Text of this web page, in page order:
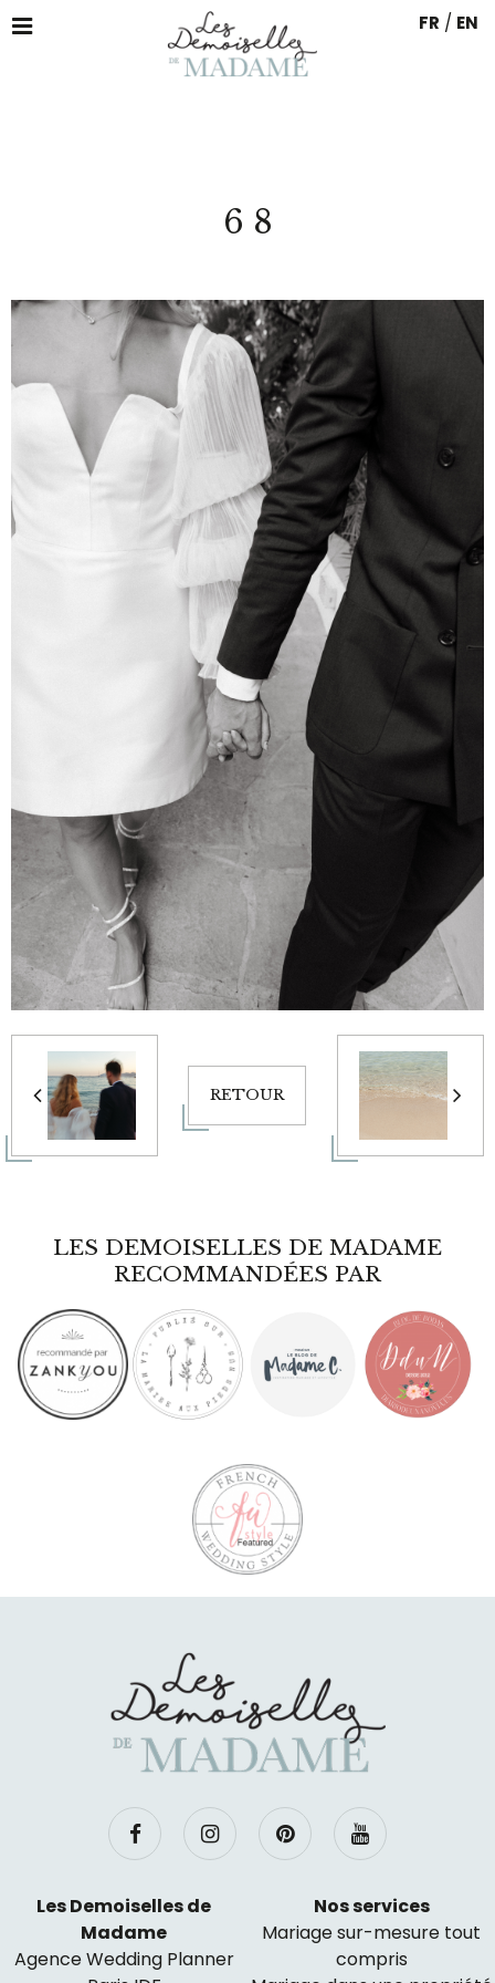
FR / EN
6 8
RETOUR
LES DEMOISELLES DE MADAME
RECOMMANDÉES PAR
Les Demoiselles de
Madame
Agence Wedding Planner
Nos services
Mariage sur-mesure tout
compris